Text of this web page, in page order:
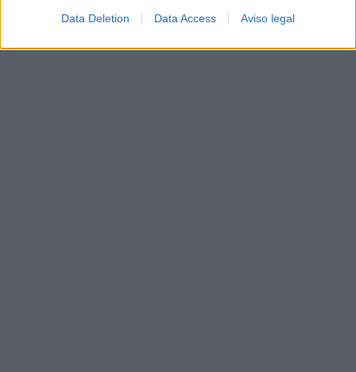
Data Deletion Data Access Aviso legal